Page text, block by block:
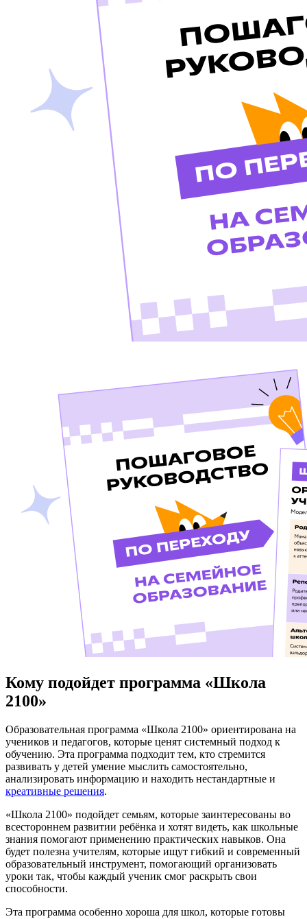
Кому подойдет программа «Школа
2100»
Образовательная программа «Школа 2100» ориентирована на
учеников и педагогов, которые ценят системный подход к
обучению. Эта программа подходит тем, кто стремится
развивать у детей умение мыслить самостоятельно,
анализировать информацию и находить нестандартные и
креативные решения.
«Школа 2100» подойдет семьям, которые заинтересованы во
всестороннем развитии ребёнка и хотят видеть, как школьные
знания помогают применению практических навыков. Она
будет полезна учителям, которые ищут гибкий и современный
образовательный инструмент, помогающий организовать
уроки так, чтобы каждый ученик смог раскрыть свои
способности.
Эта программа особенно хороша для школ, которые готовы